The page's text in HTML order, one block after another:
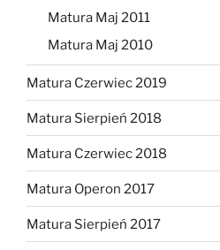
Matura Maj 2011
Matura Maj 2010
Matura Czerwiec 2019
Matura Sierpień 2018
Matura Czerwiec 2018
Matura Operon 2017
Matura Sierpień 2017